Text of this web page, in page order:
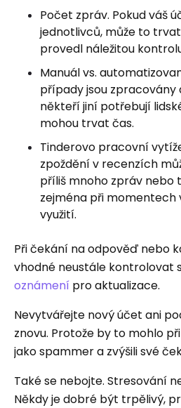
Počet zpráv. Pokud váš
jednotlivců, může to
provedl náležitou
Manuál vs.
případy jsou
někteří jiní potřebují
mohou trvat čas.
Tinderovo pracovní
zpoždění v recenzích
příliš mnoho zpráv nebo
zejména při momentech
využití.
Při čekání na odpověď nebo
vhodné neustále kontrolovat
oznámení pro aktualizace.
Nevytvářejte nový účet ani
znovu. Protože by to mohlo
jako spammer a zvýšili své
Také se nebojte. Stresování
Někdy je dobré být trpělivý,